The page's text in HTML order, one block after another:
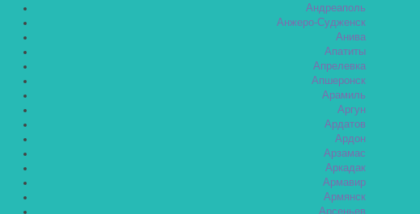
Андреаполь
Анжеро-Судженск
Анива
Апатиты
Апрелевка
Апшеронск
Арамиль
Аргун
Ардатов
Ардон
Арзамас
Аркадак
Армавир
Армянск
Арсеньев